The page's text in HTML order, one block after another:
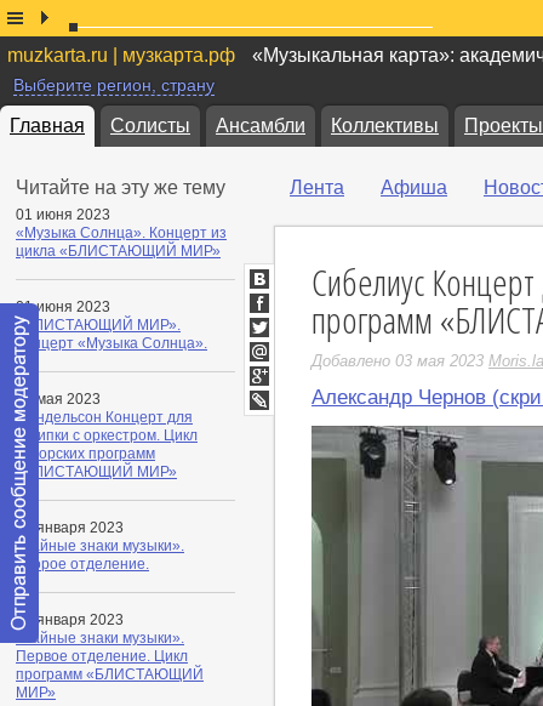
muzkarta.ru | музкарта.рф «Музыкальная карта»:
Выберите регион, страну
Главная Солисты Ансамбли Коллективы Проекты
Читайте на эту же тему
01 июня 2023
«Музыка Солнца». Концерт из
цикла «БЛИСТАЮЩИЙ МИР»
01 июня 2023
«БЛИСТАЮЩИЙ МИР».
Концерт «Музыка Солнца».
03 мая 2023
Мендельсон Концерт для
скрипки с оркестром. Цикл
авторских программ
«БЛИСТАЮЩИЙ МИР»
27 января 2023
«Тайные знаки музыки».
Второе отделение.
27 января 2023
«Тайные знаки музыки».
Первое отделение. Цикл
программ «БЛИСТАЮЩИЙ
МИР»
Лента Афиша
Сибелиус
программ
Добавлено 03 мая 2023
Александр Чернов
ВКонтакте
Facebook
Twitter
Мой
Мир
Google+
LiveJournal
Отправить
сообщение
модератору